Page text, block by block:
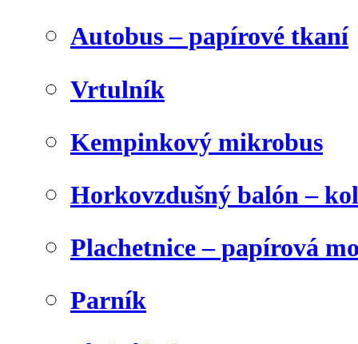
Autobus – papírové tkaní
Vrtulník
Kempinkový mikrobus
Horkovzdušný balón –
Plachetnice – papírová
Parník